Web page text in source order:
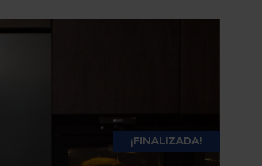
¡FINALIZADA!